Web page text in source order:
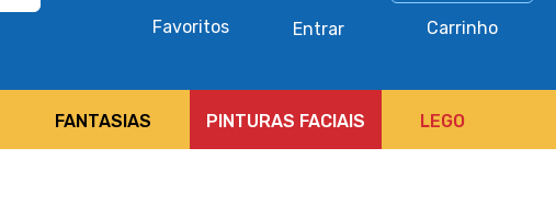
Pesquisar
Favoritos Entrar Carrinho
FANTASIAS PINTURAS FACIAIS LEGO